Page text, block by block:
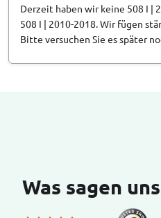
Derzeit haben wir keine 508 I |
508 I | 2010-2018. Wir fügen
Bitte versuchen Sie es später
Was sagen